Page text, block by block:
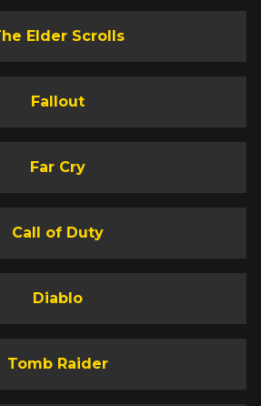
Elder Scrolls
Fallout
Far Cry
Call of Duty
Diablo
Tomb Raider